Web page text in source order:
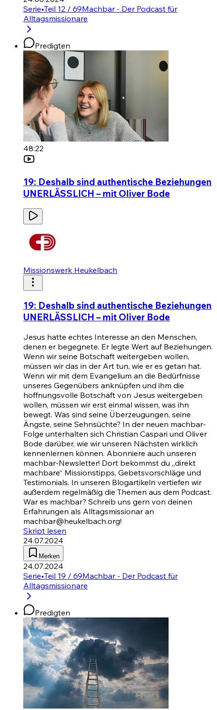
Serie•Teil 12 / 69Machbar - Der Podcast für
Alltagsmissionare
Predigten
48:22
19: Deshalb sind authentische Beziehungen
UNERLÄSSLICH – mit Oliver Bode
Missionswerk Heukelbach
19: Deshalb sind authentische Beziehungen
UNERLÄSSLICH – mit Oliver Bode
Jesus hatte echtes Interesse an den Menschen,
denen er begegnete. Er legte Wert auf Beziehungen.
Wenn wir seine Botschaft weitergeben wollen,
müssen wir das in der Art tun, wie er es getan hat.
Wenn wir mit dem Evangelium an die Bedürfnisse
unseres Gegenübers anknüpfen und ihm die
hoffnungsvolle Botschaft von Jesus weitergeben
wollen, müssen wir erst einmal wissen, was ihn
bewegt. Was sind seine Überzeugungen, seine
Ängste, seine Sehnsüchte? In der neuen machbar-
Folge unterhalten sich Christian Caspari und Oliver
Bode darüber, wie wir unseren Nächsten wirklich
kennenlernen können. Abonniere auch unseren
machbar-Newsletter! Dort bekommst du „direkt
machbare“ Missionstipps, Gebetsvorschläge und
Testimonials. In unseren Blogartikeln vertiefen wir
außerdem regelmäßig die Themen aus dem Podcast.
War es machbar? Schreib uns gern von deinen
Erfahrungen als Alltagsmissionar an
machbar@heukelbach.org!
Skript lesen
24.07.2024
Merken
24.07.2024
Serie•Teil 19 / 69Machbar - Der Podcast für
Alltagsmissionare
Predigten